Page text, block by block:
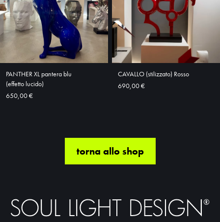
PANTHER XL pantera blu
(effetto lucido)
650,00 €
CAVALLO (stilizzato) Rosso
690,00 €
torna allo shop